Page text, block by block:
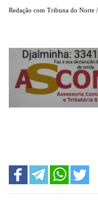
Redação com Tribuna do Norte